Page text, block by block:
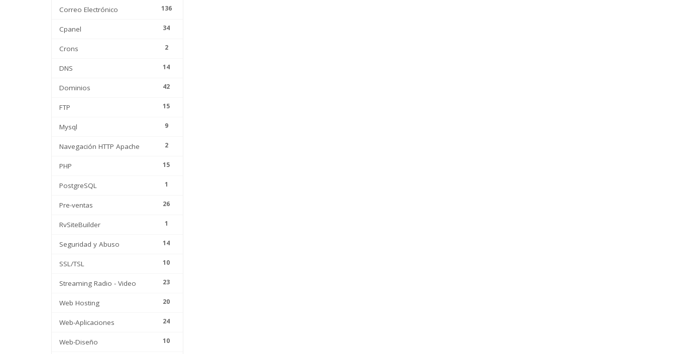
136
Correo Electrónico
34
Cpanel
2
Crons
14
DNS
42
Dominios
15
FTP
9
Mysql
2
Navegación HTTP Apache
15
PHP
1
PostgreSQL
26
Pre-ventas
1
RvSiteBuilder
14
Seguridad y Abuso
10
SSL/TSL
23
Streaming Radio - Video
20
Web Hosting
24
Web-Aplicaciones
10
Web-Diseño